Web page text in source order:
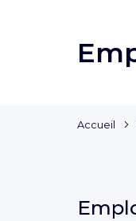
Accueil